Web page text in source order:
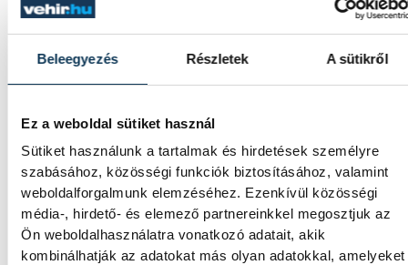
Beleegyezés Részletek A sütikről
Ez a weboldal sütiket használ
Sütiket használunk a tartalmak és hirdetések személyre
szabásához, közösségi funkciók biztosításához, valamint
weboldalforgalmunk elemzéséhez. Ezenkívül közösségi
média-, hirdető- és elemező partnereinkkel megosztjuk az
Ön weboldalhasználatra vonatkozó adatait, akik
kombinálhatják az adatokat más olyan adatokkal, amelyeket
Játék közben fedezik fel a
tudomány világát a
veszprémi gyerekek
Látványos kísérletek, kreatív feladatok és
veszprémi Tinker Labsben. Videónkban
Balassa Marietta, a központ vezetője
mutatja be, hogyan teszik izgalmassá a
természettudományok megismerését.